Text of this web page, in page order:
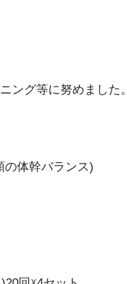
ング等に努めました。
の体幹バランス)